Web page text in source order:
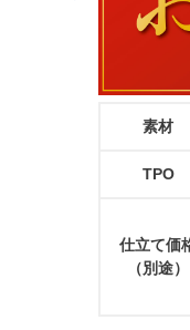
素材
TPO
仕立て価
（別途）